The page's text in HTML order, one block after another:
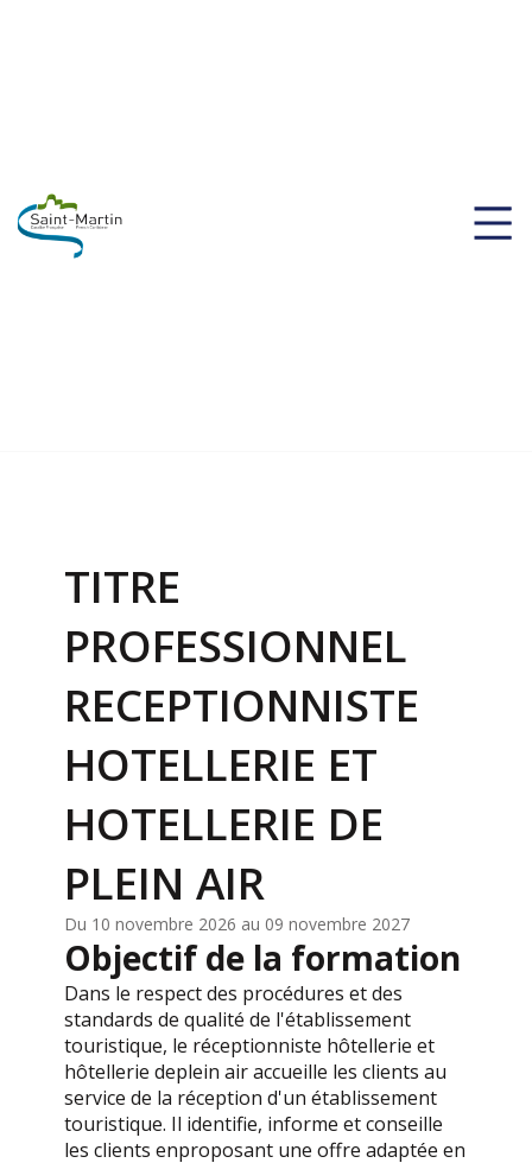
TITRE
PROFESSIONNEL
RECEPTIONNISTE
HOTELLERIE ET
HOTELLERIE DE
PLEIN AIR
Du 10 novembre 2026 au 09 novembre 2027
Objectif de la formation
Dans le respect des procédures et des
standards de qualité de l'établissement
touristique, le réceptionniste hôtellerie et
hôtellerie deplein air accueille les clients au
service de la réception d'un établissement
touristique. Il identifie, informe et conseille
les clients enproposant une offre adaptée en